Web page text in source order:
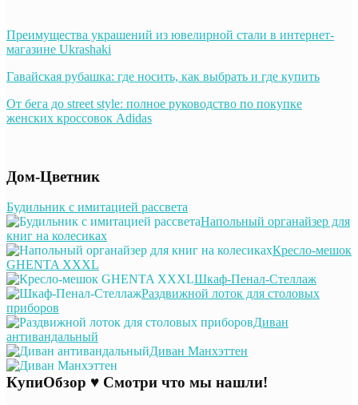
Преимущества украшений из ювелирной стали в интернет-
магазине Ukrashaki
Гавайская рубашка: где носить, как выбрать и где купить
От бега до street style: полное руководство по покупке
женских кроссовок Adidas
Дом-Цветник
Будильник с имитацией рассвета
Напольный органайзер для
книг на колесиках
Кресло-мешок
GHENTA XXXL
Шкаф-Пенал-Стеллаж
Раздвижной лоток для столовых
приборов
Диван
антивандальный
Диван Манхэттен
КупиОбзор ♥ Смотри что мы нашли!